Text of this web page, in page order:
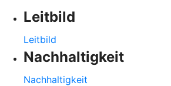
Leitbild
Leitbild
Nachhaltigkeit
Nachhaltigkeit